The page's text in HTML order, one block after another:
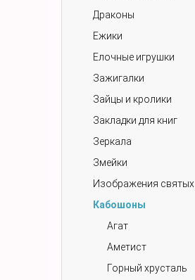
Драконы
Ежики
Елочные игрушки
Зажигалки
Зайцы и кролики
Закладки для книг
Зеркала
Змейки
Изображения святых
Кабошоны
Агат
Аметист
Горный хрусталь